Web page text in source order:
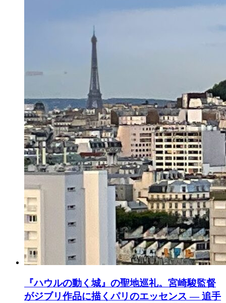
『ハウルの動く城』の聖地巡礼。宮崎駿監督
がジブリ作品に描くパリのエッセンス ― 追手